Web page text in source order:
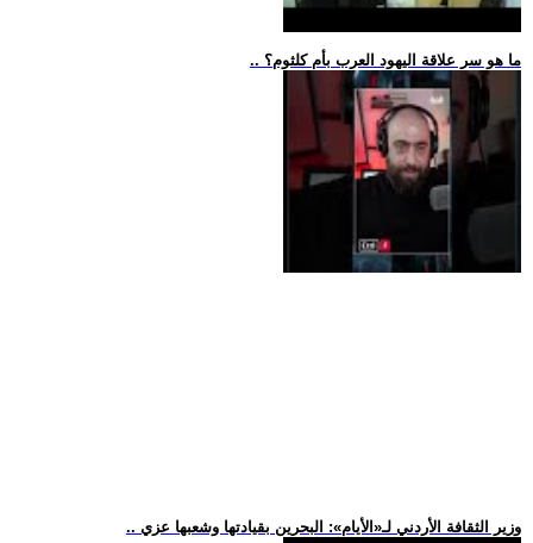
.. ما هو سر علاقة اليهود العرب بأم كلثوم؟
.. وزير الثقافة الأردني لـ«الأيام»: البحرين بقيادتها وشعبها عزي